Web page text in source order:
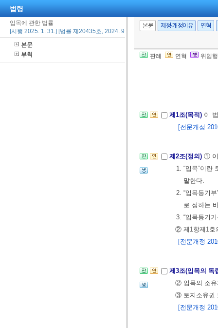
법령
입목에 관한 법률
[시행 2025. 1. 31.] [법률 제20435호, 2024. 9. 20., 타법개정]
본문
부칙
본문 제정·개정이유 연혁
판례 연혁 위임
제1조(목적) 이
[전문개정
제2조(정의) ① 이
1. “입목”이란
말한다.
2. “입목등기
로 정하는
3. “입목등기
② 제1항제1호
[전문개정
제3조(입목의 독
② 입목의 소유
③ 토지소유권
[전문개정